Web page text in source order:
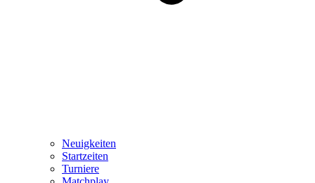
Neuigkeiten
Startzeiten
Turniere